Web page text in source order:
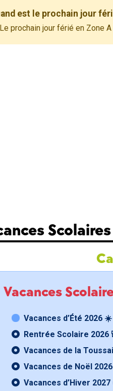
est le prochain jour
Le prochain jour férié en Zone
Vacances
Vacances d’Été 2026 ☀️
Rentrée Scolaire 2026
Vacances de la
Vacances de Noël
Vacances d’Hiver